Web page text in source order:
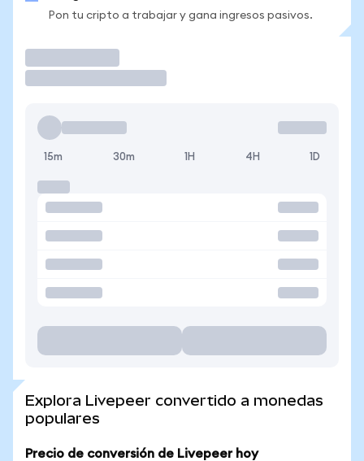
Pon tu cripto a trabajar y gana ingresos pasivos.
15m 30m 1H 4H 1D
Explora Livepeer convertido a monedas
populares
Precio de conversión de Livepeer hoy